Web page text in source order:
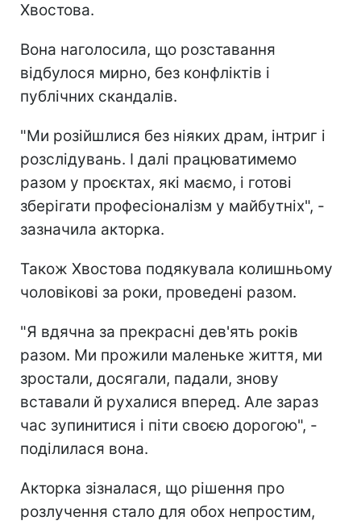
Хвостова.
Вона наголосила, що розставання
відбулося мирно, без конфліктів і
публічних скандалів.
"Ми розійшлися без ніяких драм, інтриг і
розслідувань. І далі працюватимемо
разом у проєктах, які маємо, і готові
зберігати професіоналізм у майбутніх", -
зазначила акторка.
Також Хвостова подякувала колишньому
чоловікові за роки, проведені разом.
"Я вдячна за прекрасні дев'ять років
разом. Ми прожили маленьке життя, ми
зростали, досягали, падали, знову
вставали й рухалися вперед. Але зараз
час зупинитися і піти своєю дорогою", -
поділилася вона.
Акторка зізналася, що рішення про
розлучення стало для обох непростим,